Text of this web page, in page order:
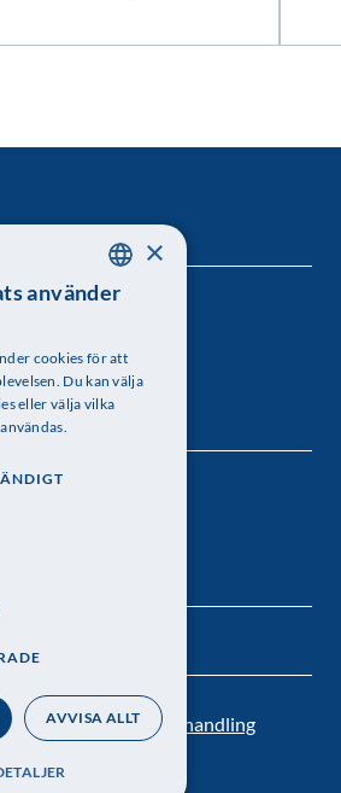
4A
Personuppgiftsbehandling
SWEDISH
×
använder
cookies för att
Du kan välja
eller välja vilka
AVVISA ALLT